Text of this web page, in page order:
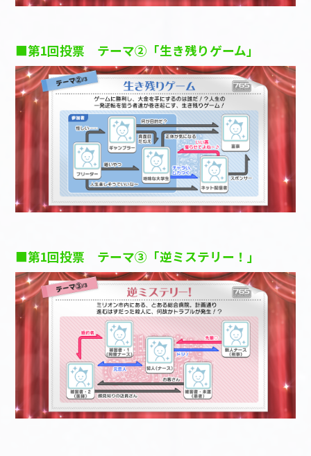
■第1回投票 テーマ②「生き残りゲーム」
■第1回投票 テーマ③「逆ミステリー！」